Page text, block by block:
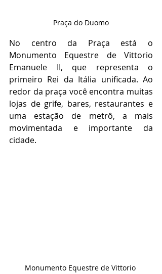
Praça do Duomo
No centro da Praça está o
Monumento Equestre de Vittorio
Emanuele II, que representa o
primeiro Rei da Itália unificada. Ao
redor da praça você encontra muitas
lojas de grife, bares, restaurantes e
uma estação de metrô, a mais
movimentada e importante da
cidade.
Monumento Equestre de Vittorio